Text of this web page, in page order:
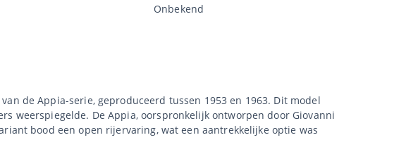
Onbekend
de Appia-serie, geproduceerd tussen 1953 en 1963. Dit model
weerspiegelde. De Appia, oorspronkelijk ontworpen door Giovanni
bood een open rijervaring, wat een aantrekkelijke optie was